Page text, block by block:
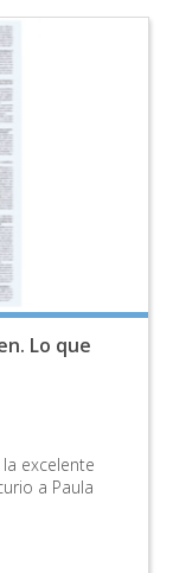
Lo que
excelente
a Paula